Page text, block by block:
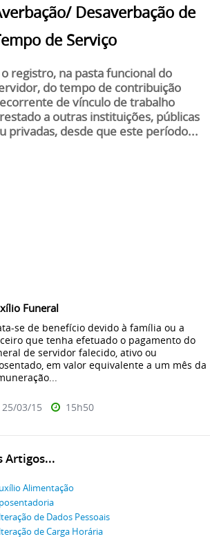
Desaverbação de
de Serviço
o registro, na pasta funcional do
do tempo de contribuição
de vínculo de trabalho
a outras instituições, públicas
privadas, desde que este período...
Funeral
se de benefício devido à família ou a
que tenha efetuado o pagamento do
de servidor falecido, ativo ou
em valor equivalente a um mês da
25/03/15 15h50
Artigos...
Alimentação
de Dados Pessoais
de Carga Horária